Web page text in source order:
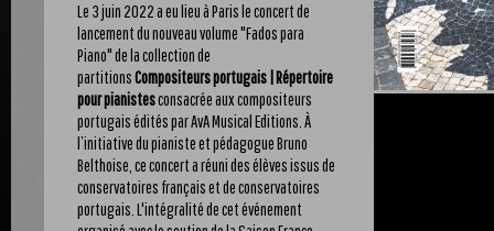
Le 3 juin 2022 a eu lieu à Paris le concert de
lancement du nouveau volume "Fados para
Piano" de la collection de
partitionsCompositeurs portugais | Répertoire
pour pianistesconsacrée aux compositeurs
portugais édités par AvA Musical Editions. À
l’initiative du pianiste et pédagogue Bruno
Belthoise, ce concert a réuni des élèves issus de
conservatoires français et de conservatoires
portugais. L'intégralité de cet événement